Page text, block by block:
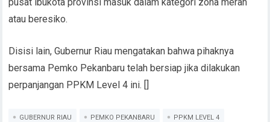
atau beresiko.
Disisi lain, Gubernur Riau mengatakan bahwa pihaknya
bersama Pemko Pekanbaru telah bersiap jika dilakukan
perpanjangan PPKM Level 4 ini. []
GUBERNUR RIAU PEMKO PEKANBARU PPKM LEVEL 4